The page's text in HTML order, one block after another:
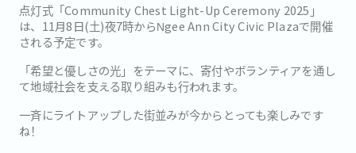
点灯式「Community Chest Light-Up Ceremony 2025」
は、11月8日(土)夜7時からNgee Ann City Civic Plazaで開催
される予定です。
「希望と優しさの光」をテーマに、寄付やボランティアを通し
て地域社会を支える取り組みも行われます。
一斉にライトアップした街並みが今からとっても楽しみです
ね！